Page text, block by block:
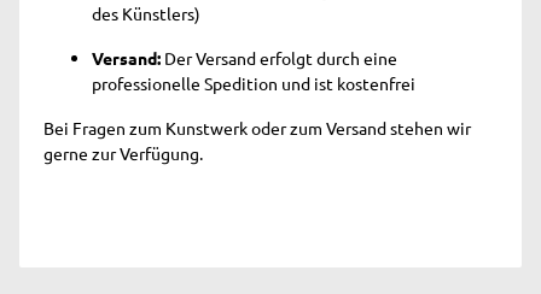
des Künstlers)
Versand: Der Versand erfolgt durch eine
professionelle Spedition und ist kostenfrei
Bei Fragen zum Kunstwerk oder zum Versand stehen wir
gerne zur Verfügung.